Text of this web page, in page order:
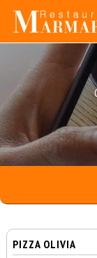
PIZZA OLIVIA